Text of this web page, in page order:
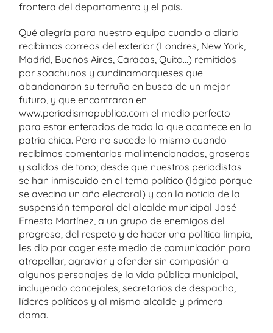
frontera del departamento y el país.
Qué alegría para nuestro equipo cuando a diario
recibimos correos del exterior (Londres, New York,
Madrid, Buenos Aires, Caracas, Quito…) remitidos
por soachunos y cundinamarqueses que
abandonaron su terruño en busca de un mejor
futuro, y que encontraron en
www.periodismopublico.com el medio perfecto
para estar enterados de todo lo que acontece en la
patria chica. Pero no sucede lo mismo cuando
recibimos comentarios malintencionados, groseros
y salidos de tono; desde que nuestros periodistas
se han inmiscuido en el tema político (lógico porque
se avecina un año electoral) y con la noticia de la
suspensión temporal del alcalde municipal José
Ernesto Martínez, a un grupo de enemigos del
progreso, del respeto y de hacer una política limpia,
les dio por coger este medio de comunicación para
atropellar, agraviar y ofender sin compasión a
algunos personajes de la vida pública municipal,
incluyendo concejales, secretarios de despacho,
líderes políticos y al mismo alcalde y primera
dama.